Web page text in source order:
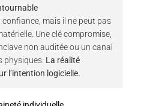
mais il ne peut pas
Une clé compromise,
non auditée ou un canal
physiques. La réalité
l’intention logicielle.